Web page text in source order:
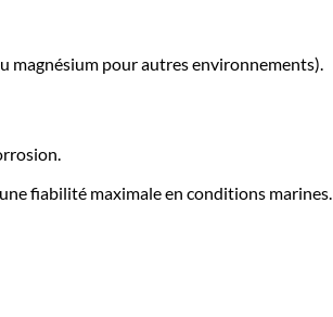
magnésium pour autres environnements).
fiabilité maximale en conditions marines.